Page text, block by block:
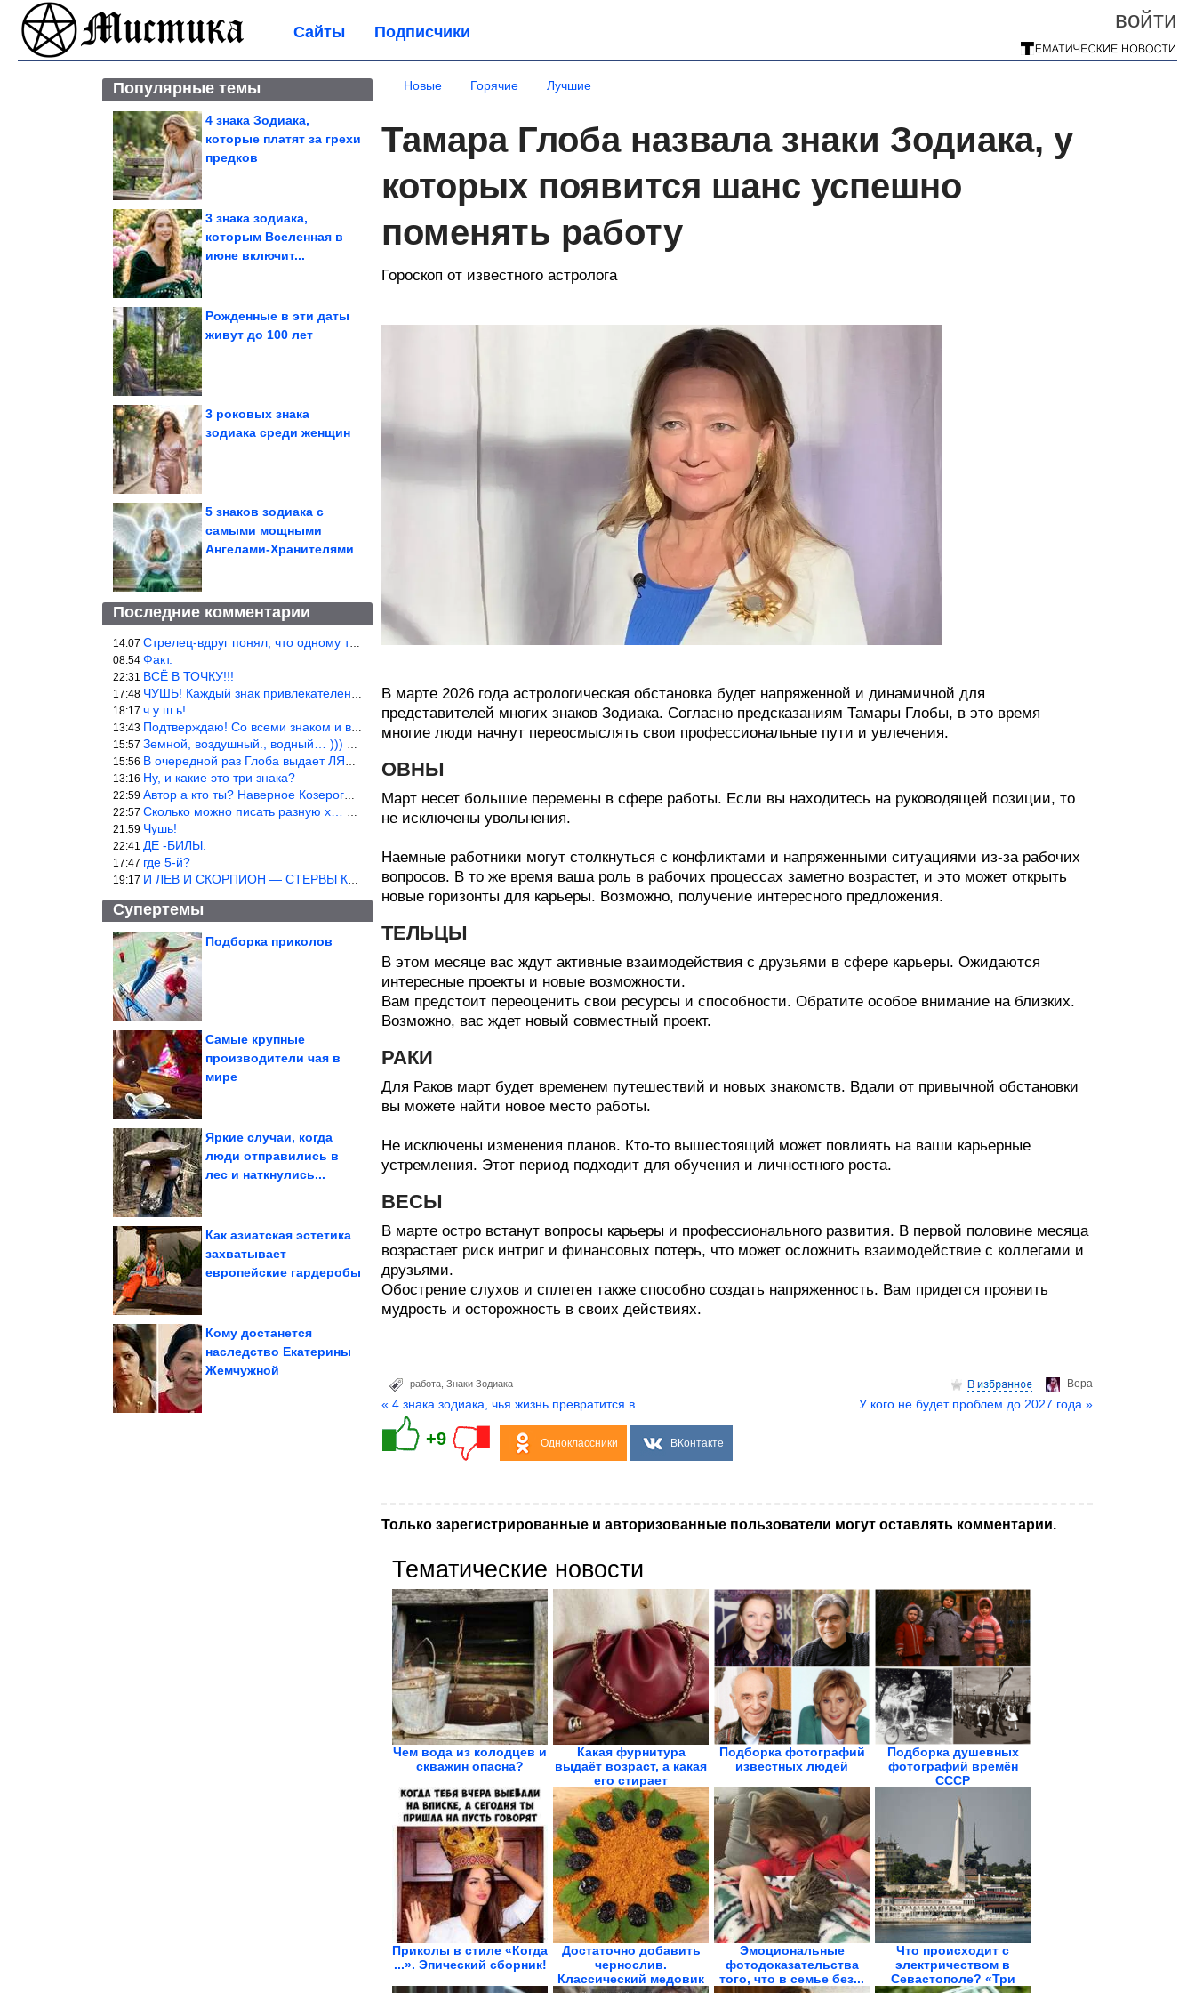
войти
Сайты Подписчики
Популярные темы
4 знака Зодиака,
которые платят за грехи
предков
3 знака зодиака,
которым Вселенная в
июне включит...
Рожденные в эти даты
живут до 100 лет
3 роковых знака
зодиака среди женщин
5 знаков зодиака с
самыми мощными
Ангелами-Хранителями
Последние комментарии
14:07 Стрелец-вдруг понял, что одному то и жить легче.
08:54 Факт.
22:31 ВСЁ В ТОЧКУ!!!
17:48 ЧУШЬ! Каждый знак привлекателен! И среди Весов, Близнецов встреч
18:17 ч у ш ь!
13:43 Подтверждаю! Со всеми знаком и все одиноки и Я )))
15:57 Земной, воздушный., водный… ))) выбери сам трех из 9 )))
15:56 В очередной раз Глоба выдает ЛЯП! А корректоры, редакторы пропус
13:16 Ну, и какие это три знака?
22:59 Автор а кто ты? Наверное Козерог… Рога жена Рыба наставила ))
22:57 Сколько можно писать разную х… йню? Автор что то обкурился?
21:59 Чушь!
22:41 ДЕ -БИЛЫ.
17:47 где 5-й?
19:17 И ЛЕВ И СКОРПИОН — СТЕРВЫ КАКИХ ЕЩЕ ПОИСКАТЬ НАДО
Супертемы
Подборка приколов
Самые крупные
производители чая в
мире
Яркие случаи, когда
люди отправились в
лес и наткнулись...
Как выглядят актёры
Барбара» спустя 42 года
Как азиатская эстетика
захватывает
европейские гардеробы
Пейзажи Кировской
земли
Кому достанется
наследство Екатерины
Жемчужной
Новые Горячие Лучшие
Тамара Глоба назвала знаки Зодиака, у
которых появится шанс успешно
поменять работу
Гороскоп от известного астролога
В марте 2026 года астрологическая обстановка будет напряженной и динамичной для
представителей многих знаков Зодиака. Согласно предсказаниям Тамары Глобы, в это время
многие люди начнут переосмыслять свои профессиональные пути и увлечения.
ОВНЫ
Март несет большие перемены в сфере работы. Если вы находитесь на руководящей позиции, то
не исключены увольнения.
Наемные работники могут столкнуться с конфликтами и напряженными ситуациями из-за рабочих
вопросов. В то же время ваша роль в рабочих процессах заметно возрастет, и это может открыть
новые горизонты для карьеры. Возможно, получение интересного предложения.
ТЕЛЬЦЫ
В этом месяце вас ждут активные взаимодействия с друзьями в сфере карьеры. Ожидаются
интересные проекты и новые возможности.
Вам предстоит переоценить свои ресурсы и способности. Обратите особое внимание на близких.
Возможно, вас ждет новый совместный проект.
РАКИ
Для Раков март будет временем путешествий и новых знакомств. Вдали от привычной обстановки
вы можете найти новое место работы.
Не исключены изменения планов. Кто-то вышестоящий может повлиять на ваши карьерные
устремления. Этот период подходит для обучения и личностного роста.
ВЕСЫ
В марте остро встанут вопросы карьеры и профессионального развития. В первой половине месяца
возрастает риск интриг и финансовых потерь, что может осложнить взаимодействие с коллегами и
друзьями.
Обострение слухов и сплетен также способно создать напряженность. Вам придется проявить
мудрость и осторожность в своих действиях.
Верa
работа Знаки Зодиака
« 4 знака зодиака, чья жизнь превратится в... У кого не будет проблем до 2027 года »
+9 Одноклассники ВКонтакте
Только зарегистрированные и авторизованные пользователи могут оставлять комментарии.
Тематические новости
Чем вода из колодцев и
скважин опасна?
Какая фурнитура
выдаёт возраст, а какая
его стирает
Подборка фотографий
известных людей
Подборка душевных
фотографий времён
СССР
Приколы в стиле «Когда
...». Эпический сборник!
Достаточно добавить
чернослив.
Классический медовик
Эмоциональные
фотодоказательства
того, что в семье без...
Что происходит с
электричеством в
Севастополе? «Три